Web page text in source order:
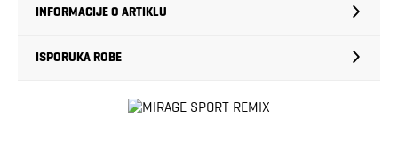
INFORMACIJE O ARTIKLU
ISPORUKA ROBE